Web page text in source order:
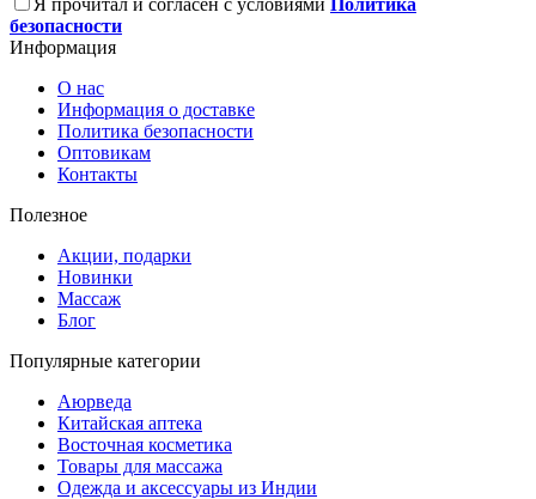
Я прочитал и согласен с условиями Политика
безопасности
Информация
О нас
Информация о доставке
Политика безопасности
Оптовикам
Контакты
Полезное
Акции, подарки
Новинки
Массаж
Блог
Популярные категории
Аюрведа
Китайская аптека
Восточная косметика
Товары для массажа
Одежда и аксессуары из Индии